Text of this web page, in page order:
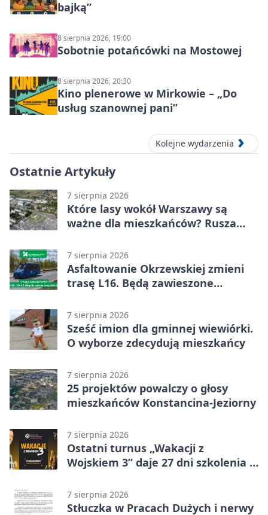
bajką”
8 sierpnia 2026, 19:00
Sobotnie potańcówki na Mostowej
8 sierpnia 2026, 20:30
Kino plenerowe w Mirkowie – „Do
usług szanownej pani”
Kolejne wydarzenia
Ostatnie Artykuły
7 sierpnia 2026
Które lasy wokół Warszawy są
ważne dla mieszkańców? Rusza
7 sierpnia 2026
Asfaltowanie Okrzewskiej zmieni
trasę L16. Będą zawieszone
7 sierpnia 2026
Sześć imion dla gminnej wiewiórki.
O wyborze zdecydują mieszkańcy
7 sierpnia 2026
25 projektów powalczy o głosy
mieszkańców Konstancina-Jeziorny
7 sierpnia 2026
Ostatni turnus „Wakacji z
Wojskiem 3” daje 27 dni szkolenia i
7 sierpnia 2026
Stłuczka w Pracach Dużych i nerwy